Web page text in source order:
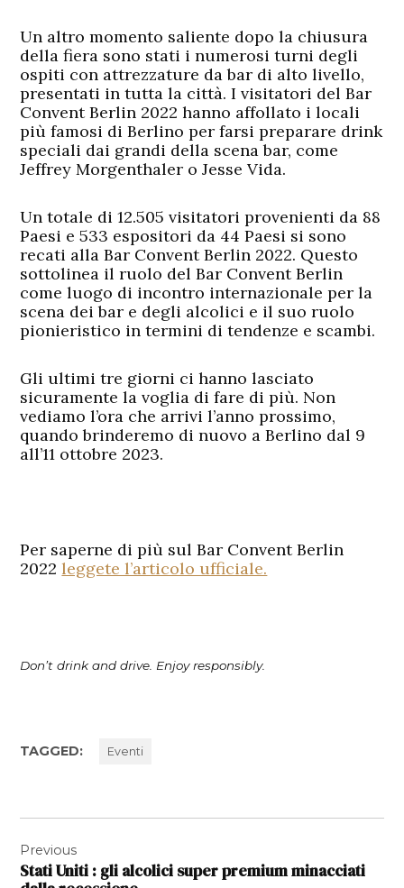
Un altro momento saliente dopo la chiusura
della fiera sono stati i numerosi turni degli
ospiti con attrezzature da bar di alto livello,
presentati in tutta la città. I visitatori del Bar
Convent Berlin 2022 hanno affollato i locali
più famosi di Berlino per farsi preparare drink
speciali dai grandi della scena bar, come
Jeffrey Morgenthaler o Jesse Vida.
Un totale di 12.505 visitatori provenienti da 88
Paesi e 533 espositori da 44 Paesi si sono
recati alla Bar Convent Berlin 2022. Questo
sottolinea il ruolo del Bar Convent Berlin
come luogo di incontro internazionale per la
scena dei bar e degli alcolici e il suo ruolo
pionieristico in termini di tendenze e scambi.
Gli ultimi tre giorni ci hanno lasciato
sicuramente la voglia di fare di più. Non
vediamo l’ora che arrivi l’anno prossimo,
quando brinderemo di nuovo a Berlino dal 9
all’11 ottobre 2023.
Per saperne di più sulBar Convent Berlin
2022 leggete l’articolo ufficiale.
Don’t drink and drive. Enjoy responsibly.
TAGGED: Eventi
articoli
Previous
Stati Uniti : gli alcolici super premium minacciati